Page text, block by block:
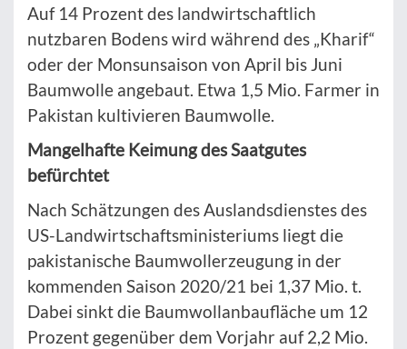
Auf 14 Prozent des landwirtschaftlich
nutzbaren Bodens wird während des „Kharif“
oder der Monsunsaison von April bis Juni
Baumwolle angebaut. Etwa 1,5 Mio. Farmer in
Pakistan kultivieren Baumwolle.
Mangelhafte Keimung des Saatgutes
befürchtet
Nach Schätzungen des Auslandsdienstes des
US-Landwirtschaftsministeriums liegt die
pakistanische Baumwollerzeugung in der
kommenden Saison 2020/21 bei 1,37 Mio. t.
Dabei sinkt die Baumwollanbaufläche um 12
Prozent gegenüber dem Vorjahr auf 2,2 Mio.